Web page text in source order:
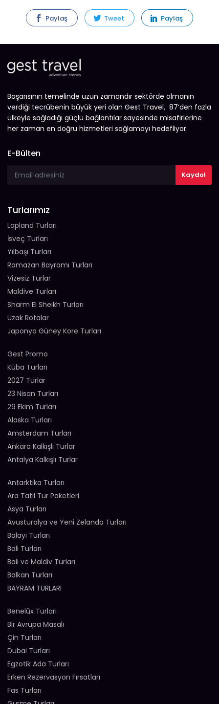
Paylaş Tweet Paylaş
Başarısının temelinde uzun zamandır sektörde olmanın
verdiği tecrübenin büyük yeri olan Gest Travel, 87’den fazla
ülkeyle sağladığı güçlü bağlantılar sayesinde misafirlerine
her zaman en doğru hizmetleri sağlamayı hedefliyor.
E-Bülten
Turlarımız
Lapland Turları
İsveç Turları
Yılbaşı Turları
Ramazan Bayramı Turları
Vizesiz Turlar
Maldive Turları
Sharm El Sheikh Turları
Uzak Rotalar
Japonya Güney Kore Turları
Gest Promo
Küba Turları
2027 Turlar
23 Nisan Turları
29 Ekim Turları
Alaska Turları
Amsterdam Turları
Ankara Kalkışlı Turlar
Antalya Kalkışlı Turlar
Antarktika Turları
Ara Tatil Tur Paketleri
Asya Turları
Avusturalya ve Yeni Zelanda Turları
Balayı Turları
Bali Turları
Bali ve Maldiv Turları
Balkan Turları
BAYRAM TURLARI
Benelüx Turları
Bir Avrupa Masalı
Çin Turları
Dubai Turları
Egzotik Ada Turları
Erken Rezervasyon Fırsatları
Fas Turları